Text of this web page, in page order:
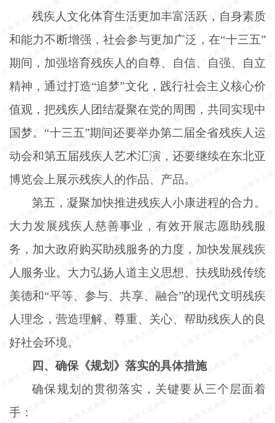
残疾人文化体育生活更加丰富活跃，自身素质
和能力不断增强，社会参与更加广泛，在“十三五”
期间，加强培育残疾人的自尊、自信、自强、自立
精神，通过打造“追梦”文化，践行社会主义核心价
值观，把残疾人团结凝聚在党的周围，共同实现中
国梦。“十三五”期间还要举办第二届全省残疾人运
动会和第五届残疾人艺术汇演，还要继续在东北亚
博览会上展示残疾人的作品、产品。
第五，凝聚加快推进残疾人小康进程的合力。
大力发展残疾人慈善事业，有效开展志愿助残服
务，加大政府购买助残服务的力度，加快发展残疾
人服务业。大力弘扬人道主义思想、扶残助残传统
美德和“平等、参与、共享、融合”的现代文明残疾
人理念，营造理解、尊重、关心、帮助残疾人的良
好社会环境。
四、确保《规划》落实的具体措施
确保规划的贯彻落实，关键要从三个层面着
手：